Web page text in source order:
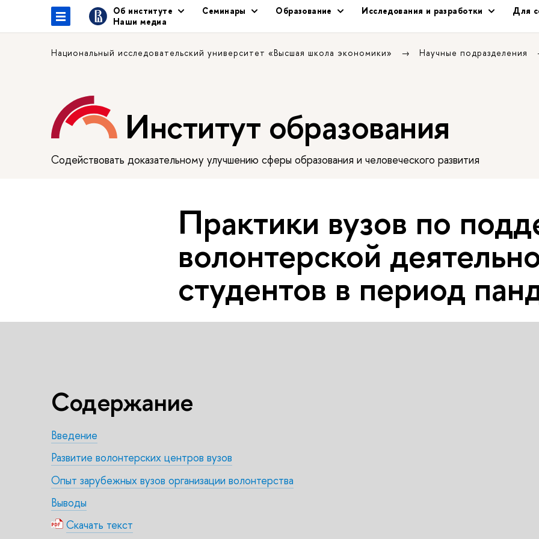
Об институте Семинары Образование Исследования и разработки
Для
Наши медиа
Национальный исследовательский университет «Высшая школа экономики» Научные подразделения
Институт образования
Содействовать доказательному улучшению сферы образования и человеческого развития
Практики вузов по
волонтерской
студентов в период
Содержание
Введение
Развитие волонтерских центров вузов
Опыт зарубежных вузов организации волонтерства
Выводы
Скачать текст